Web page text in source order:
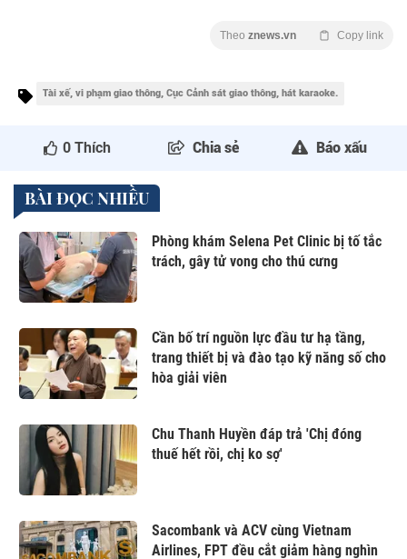
Theo znews.vn Copy link
Tài xế, vi phạm giao thông, Cục Cảnh sát giao thông, hát karaoke.
0 Thích Chia sẻ Báo xấu
BÀI ĐỌC NHIỀU
Phòng khám Selena Pet Clinic bị tố tắc
trách, gây tử vong cho thú cưng
Cần bố trí nguồn lực đầu tư hạ tầng,
trang thiết bị và đào tạo kỹ năng số cho
hòa giải viên
Chu Thanh Huyền đáp trả 'Chị đóng
thuế hết rồi, chị ko sợ'
Sacombank và ACV cùng Vietnam
Airlines, FPT đều cắt giảm hàng nghìn